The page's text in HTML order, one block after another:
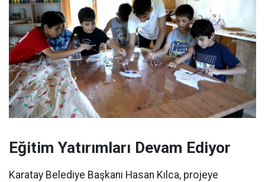
Eğitim Yatırımları Devam Ediyor
Karatay Belediye Başkanı Hasan Kılca, projeye